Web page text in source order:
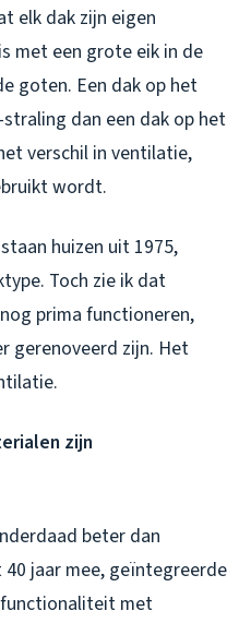
elk dak zijn eigen
met een grote eik in de
goten. Een dak op het
dan een dak op het
verschil in ventilatie,
wordt.
huizen uit 1975,
Toch zie ik dat
prima functioneren,
gerenoveerd zijn. Het
zijn
beter dan
40 jaar mee, geïntegreerde
functionaliteit met